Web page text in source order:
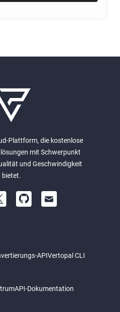
Plattform, die kostenlose
mit Schwerpunkt
und Geschwindigkeit
bietet.
APIVertopal CLI
API-Dokumentation